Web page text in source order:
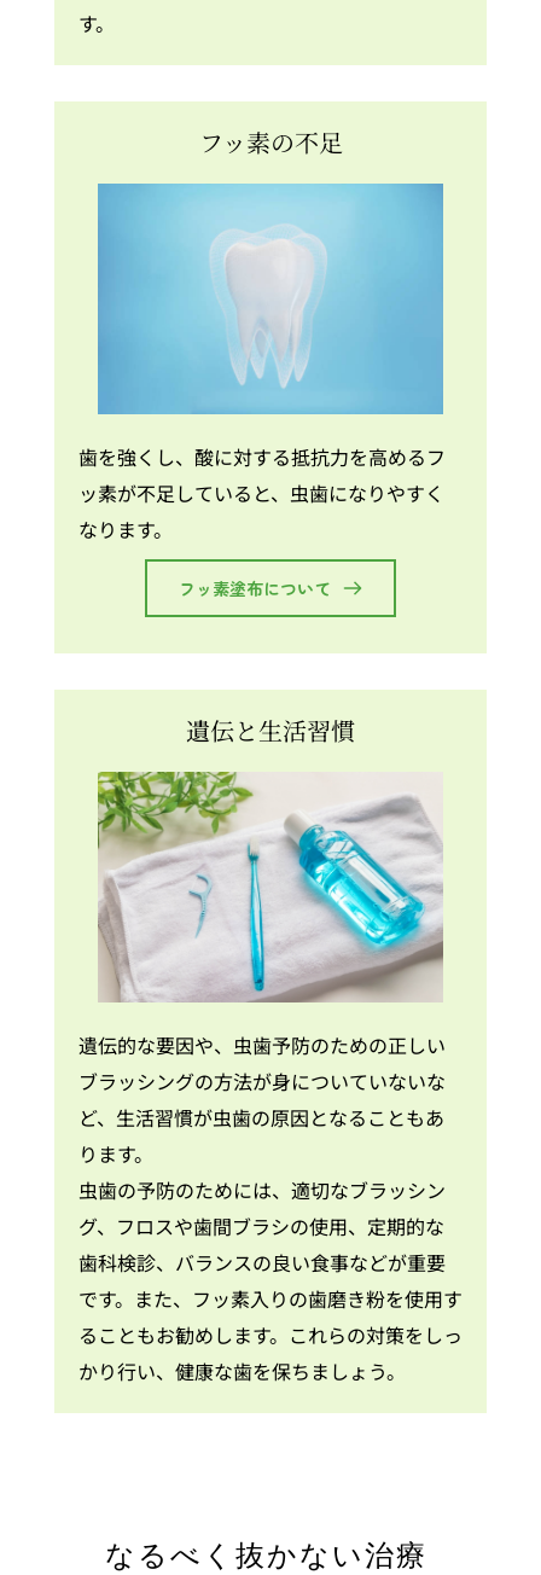
す。
フッ素の不足
歯を強くし、酸に対する抵抗力を高めるフ
ッ素が不足していると、虫歯になりやすく
なります。
フッ素塗布について
遺伝と生活習慣
遺伝的な要因や、虫歯予防のための正しい
ブラッシングの方法が身についていないな
ど、生活習慣が虫歯の原因となることもあ
ります。
虫歯の予防のためには、適切なブラッシン
グ、フロスや歯間ブラシの使用、定期的な
歯科検診、バランスの良い食事などが重要
です。また、フッ素入りの歯磨き粉を使用す
ることもお勧めします。これらの対策をしっ
かり行い、健康な歯を保ちましょう。
なるべく抜かない治療